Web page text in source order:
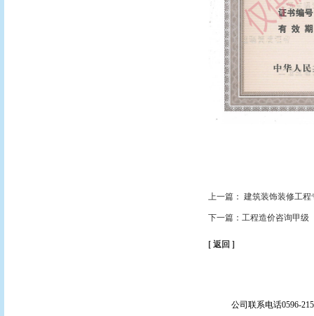
上一篇： 建筑装饰装修工
下一篇：工程造价咨询甲级
[ 返回 ]
公司联系电话0596-